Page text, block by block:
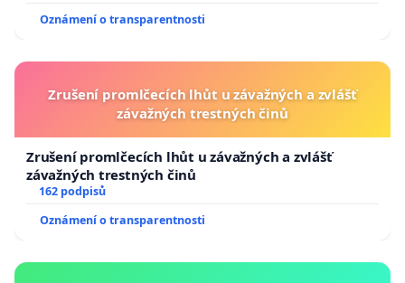
Oznámení o transparentnosti
Zrušení promlčecích lhůt u závažných a zvlášť
závažných trestných činů
Zrušení promlčecích lhůt u závažných a zvlášť
závažných trestných činů
162 podpisů
Oznámení o transparentnosti